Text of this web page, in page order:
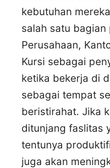
kebutuhan
salah satu
Perusahaan,
Kursi sebagai
ketika bekerja di
sebagai tempat
beristirahat. Jika
ditunjang faslitas
tentunya
juga akan